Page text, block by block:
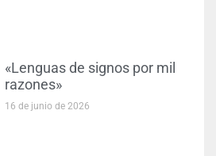
«Lenguas de signos por mil
razones»
16 de junio de 2026